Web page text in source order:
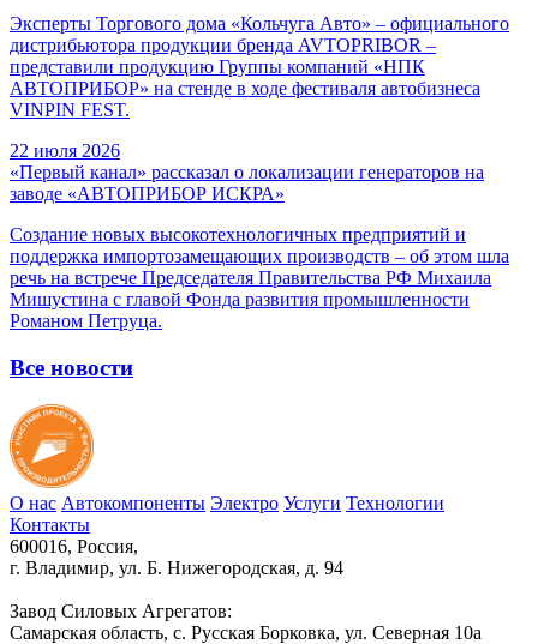
Эксперты Торгового дома «Кольчуга Авто» – официального
дистрибьютора продукции бренда AVTOPRIBOR –
представили продукцию Группы компаний «НПК
АВТОПРИБОР» на стенде в ходе фестиваля автобизнеса
VINPIN FEST.
22 июля 2026
«Первый канал» рассказал о локализации генераторов на
заводе «АВТОПРИБОР ИСКРА»
Создание новых высокотехнологичных предприятий и
поддержка импортозамещающих производств – об этом шла
речь на встрече Председателя Правительства РФ Михаила
Мишустина с главой Фонда развития промышленности
Романом Петруца.
Все новости
О нас Автокомпоненты Электро Услуги Технологии
Контакты
600016, Россия,
г. Владимир, ул. Б. Нижегородская, д. 94
Завод Силовых Агрегатов:
Самарская область, с. Русская Борковка, ул. Северная 10а